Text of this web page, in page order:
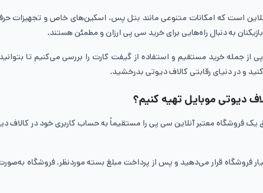
است که امکانات متنوعی مانند بتل پس، اسکین‌های خاص و تجهیزات
به دنبال راه‌هایی برای خرید سی پی ارزان و مطمئن هستند.
از جمله خرید مستقیم و استفاده از گیفت کارت را بررسی می‌کنیم تا
و در دنیای رقابتی کالاف دیوتی بدرخشید.
دیوتی موبایل تهیه کنیم؟
فروشگاه معتبر آنلاین سی پی را مستقیماً به حساب کاربری خود در
فروشگاه قرار می‌دهید و پس از پرداخت مبلغ بسته موردنظر، فروشگاه